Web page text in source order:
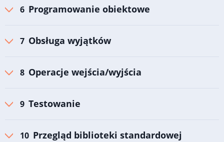
Programowanie obiektowe
Obsługa wyjątków
Operacje wejścia/wyjścia
Testowanie
Przegląd biblioteki standardowej